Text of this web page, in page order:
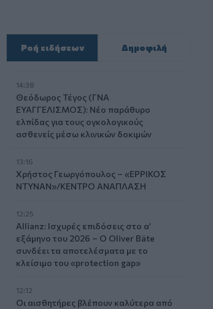
Ροή ειδήσεων Δημοφιλή
14:38
Θεόδωρος Τέγος (ΓΝΑ
ΕΥΑΓΓΕΛΙΣΜΟΣ): Νέο παράθυρο
ελπίδας για τους ογκολογικούς
ασθενείς μέσω κλινικών δοκιμών
13:16
Χρήστος Γεωργόπουλος – «ΕΡΡΙΚΟΣ
ΝΤΥΝΑΝ»/ΚΕΝΤΡΟ ΑΝΑΠΛΑΣΗ
12:25
Allianz: Ισχυρές επιδόσεις στο α’
εξάμηνο του 2026 – Ο Oliver Bäte
συνδέει τα αποτελέσματα με το
κλείσιμο του «protection gap»
12:12
Οι αισθητήρες βλέπουν καλύτερα από